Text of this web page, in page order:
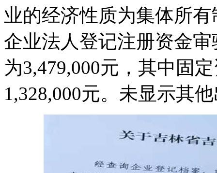
业的经济性质为集体所
企业法人登记注册资金
为3,479,000元，其中固
1,328,000元。未显示其